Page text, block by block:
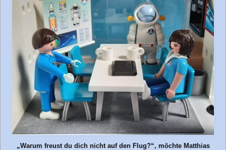
„Warum freust du dich nicht auf den Flug?“, möchte Matthias